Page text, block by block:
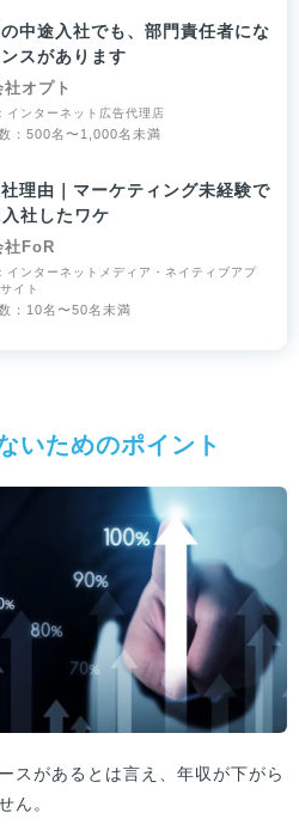
中途入社でも、部門責任者にな
スがあります
オプト
インターネット広告代理店
：500名〜1,000名未満
理由｜マーケティング未経験で
社したワケ
社FoR
インターネットメディア・ネイティブアプ
イト
：10名〜50名未満
いためのポイント
スがあるとは言え、年収が下がら
ん。